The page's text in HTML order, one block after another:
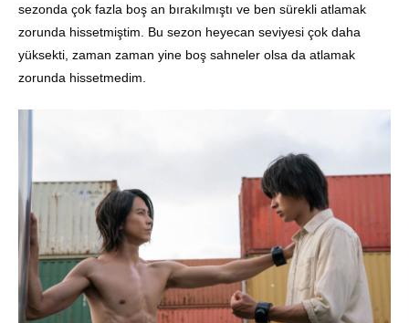
sezonda çok fazla boş an bırakılmıştı ve ben sürekli atlamak
zorunda hissetmiştim. Bu sezon heyecan seviyesi çok daha
yüksekti, zaman zaman yine boş sahneler olsa da atlamak
zorunda hissetmedim.